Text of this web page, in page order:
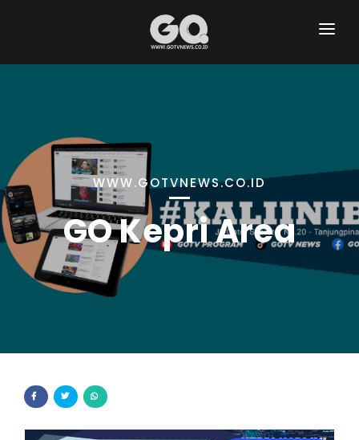
HOME
GO HUMKRIM
GO RAGAM
GO PUBLISITAS
GO NASIONAL
GO SPORT
GO HEALTH
GO LIFE STYLE
GO ENTERTAIN
WWW.GOTVNEWS.CO.ID
GO Kepri Area